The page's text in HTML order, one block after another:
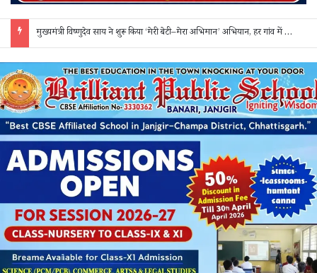
मुख्यमंत्री विष्णुदेव साय ने शुरू किया ‘मेरी बेटी–मेरा अभिमान’ अभियान, हर गांव में मुक्तिधाम और हर स्कूल में बालिका शौचालय